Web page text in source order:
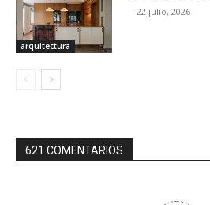
arquitectura
22 julio, 2026
621 COMENTARIOS